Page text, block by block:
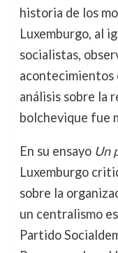
historia de los
Luxemburgo, al
socialistas,
acontecimientos
análisis sobre la
bolchevique fue
En su ensayo Un
Luxemburgo
sobre la
un centralismo
Partido